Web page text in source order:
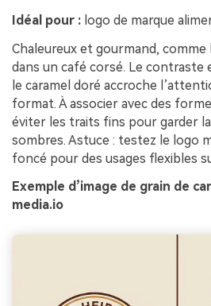
Idéal pour : logo de marque
Chaleureux et gourmand,
dans un café corsé. Le contraste
le caramel doré accroche
format. À associer avec des
éviter les traits fins pour garder
sombres. Astuce : testez le logo
foncé pour des usages flexibles
Exemple d’image de grain de
media.io